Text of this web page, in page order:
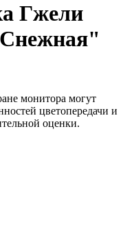
Гжели
монитора могут
цветопередачи и
оценки.